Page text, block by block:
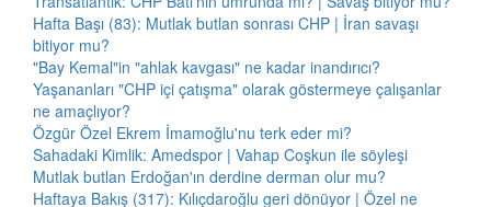
Hafta Başı (83): Mutlak butlan sonrası CHP | İran savaşı
bitiyor mu?
"Bay Kemal"in "ahlak kavgası" ne kadar inandırıcı?
Yaşananları "CHP içi çatışma" olarak göstermeye çalışanlar
ne amaçlıyor?
Özgür Özel Ekrem İmamoğlu'nu terk eder mi?
Sahadaki Kimlik: Amedspor | Vahap Coşkun ile söyleşi
Mutlak butlan Erdoğan'ın derdine derman olur mu?
Haftaya Bakış (317): Kılıçdaroğlu geri dönüyor | Özel ne